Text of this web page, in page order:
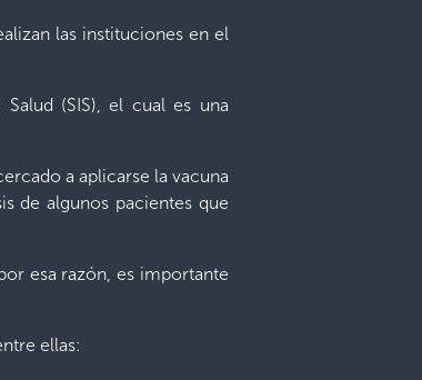
las instituciones en el
(SIS), el cual es una
a aplicarse la vacuna
de algunos pacientes que
esa razón, es importante
ellas: